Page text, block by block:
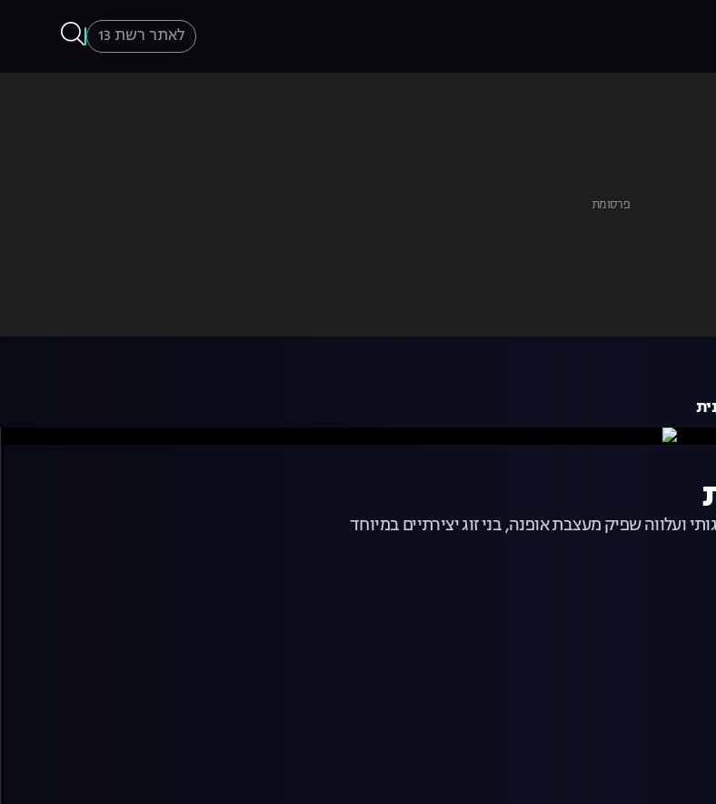
לאתר רשת 13
ועלווה שפיק מעצבת אופנה, בני זוג יצירתיים במיוחד